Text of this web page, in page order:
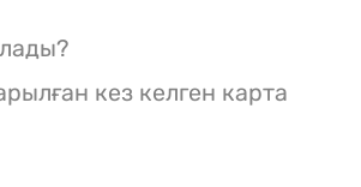
кез келген карта